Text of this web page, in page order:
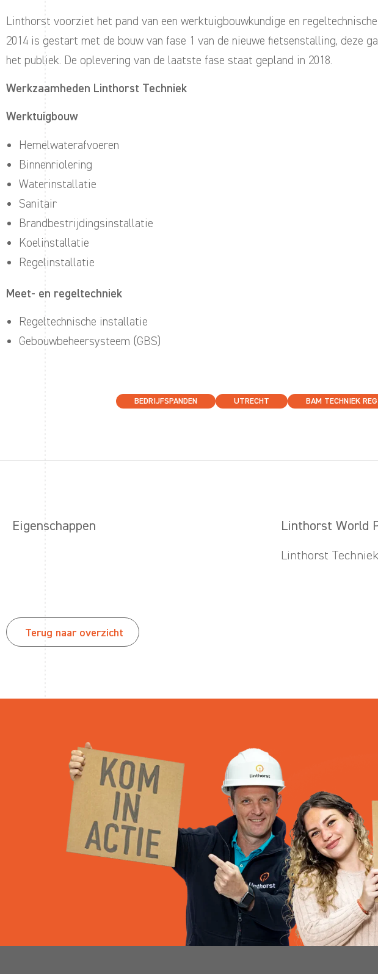
Linthorst voorziet het pand van een werktuigbouwkundige en
2014 is gestart met de bouw van fase 1 van de nieuwe fietsenstalling, deze
het publiek. De oplevering van de laatste fase staat gepland in 2018.
Werkzaamheden Linthorst Techniek
Werktuigbouw
Hemelwaterafvoeren
Binnenriolering
Waterinstallatie
Sanitair
Brandbestrijdingsinstallatie
Koelinstallatie
Regelinstallatie
Meet- en regeltechniek
Regeltechnische installatie
Gebouwbeheersysteem (GBS)
BEDRIJFSPANDEN UTRECHT BAM TECHNIEK
Eigenschappen Linthorst World
Linthorst Techniek
Terug naar overzicht